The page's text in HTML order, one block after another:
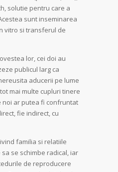
solutie pentru care a
sunt inseminarea
vitro si transferul de
lor, cei doi au
publicul larg ca
aducerii pe lume
mai multe cupluri tinere
noi ar putea fi confruntat
fie indirect, cu
familia si relatiile
se schimbe radical, iar
de reproducere